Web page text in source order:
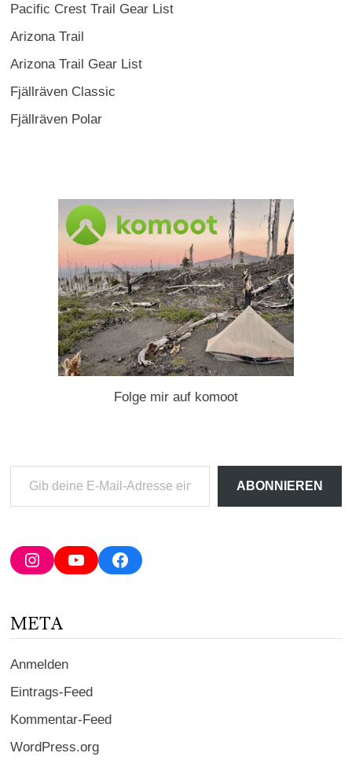
Pacific Crest Trail Gear List
Arizona Trail
Arizona Trail Gear List
Fjällräven Classic
Fjällräven Polar
Folge mir auf komoot
deine
Adresse
ein ...
ABONNIEREN
InstagramYouTubeFacebook
META
Anmelden
Eintrags-Feed
Kommentar-Feed
WordPress.org